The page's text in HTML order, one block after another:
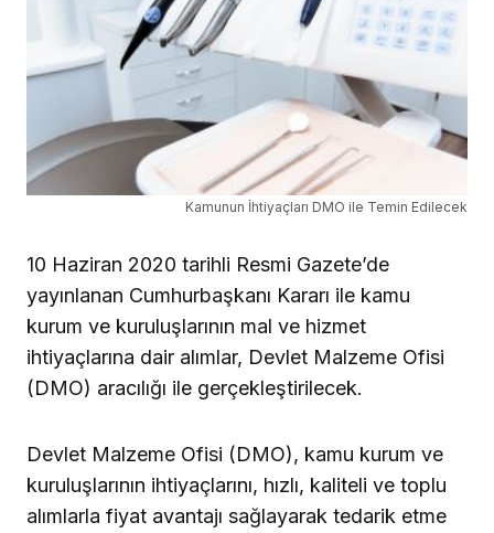
Kamunun İhtiyaçları DMO ile Temin Edilecek
10 Haziran 2020 tarihli Resmi Gazete’de
yayınlanan Cumhurbaşkanı Kararı ile kamu
kurum ve kuruluşlarının mal ve hizmet
ihtiyaçlarına dair alımlar, Devlet Malzeme Ofisi
(DMO) aracılığı ile gerçekleştirilecek.
Devlet Malzeme Ofisi (DMO), kamu kurum ve
kuruluşlarının ihtiyaçlarını, hızlı, kaliteli ve toplu
alımlarla fiyat avantajı sağlayarak tedarik etme